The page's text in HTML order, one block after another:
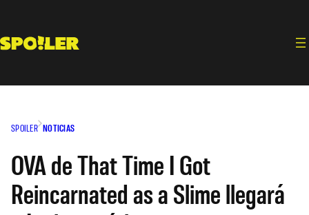
contenido
SPOILER NOTICIAS
OVA de That Time I Got
Reincarnated as a Slime llegará